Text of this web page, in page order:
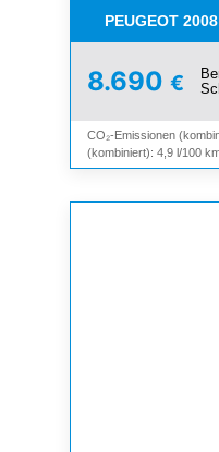
PEUGEOT
8.690 €
CO₂-Emissionen
(kombiniert): 4,9 l/100